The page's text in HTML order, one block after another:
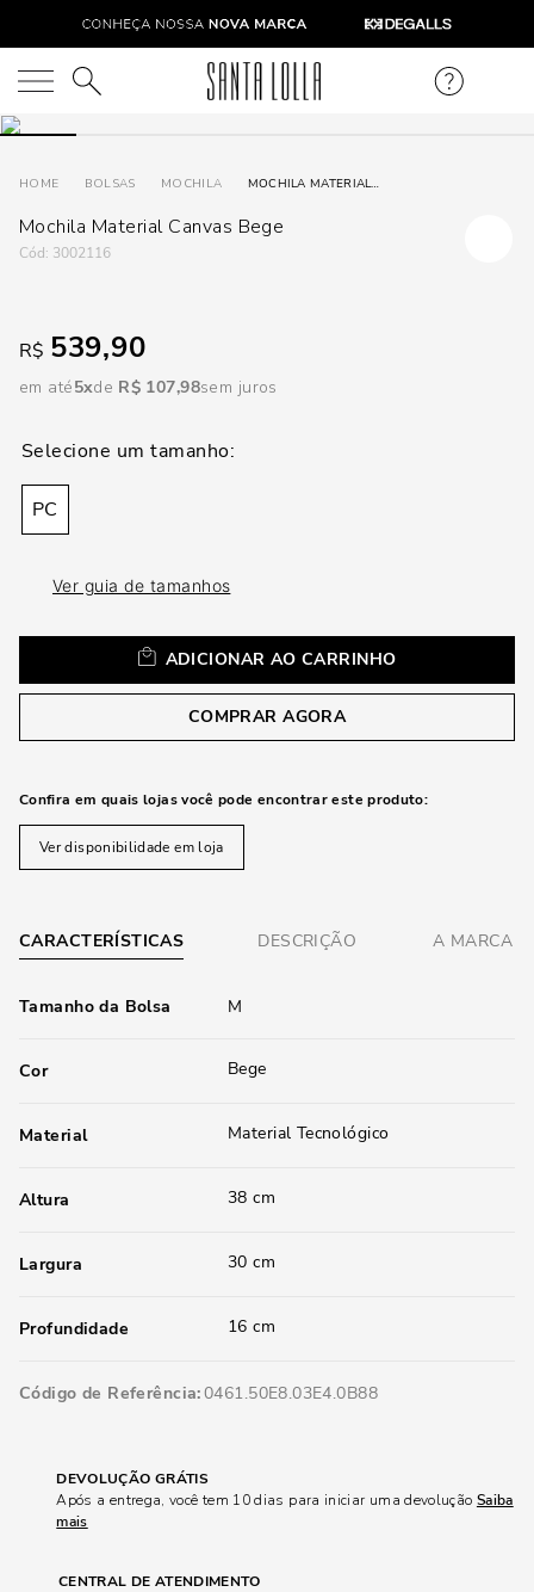
O que você está procurando?
BOLSAS MOCHILA MOCHILA MATERIAL CANVAS BEGE
Mochila Material Canvas Bege
: 3002116
R$ 539,90
em até5 R$ 107,98sem juros
PC
Ver guia de tamanhos
ADICIONAR AO CARRINHO
COMPRAR AGORA
Confira em quais lojas você pode encontrar este produto:
Ver disponibilidade em loja
CARACTERÍSTICAS DESCRIÇÃO A MARCA
Tamanho da Bolsa M
Cor Bege
Material Material Tecnológico
Altura 38 cm
Largura 30 cm
Profundidade 16 cm
Código de Referência 0461.50E8.03E4.0B88
DEVOLUÇÃO GRÁTIS
Após a entrega, você tem 10 dias para iniciar uma devolução Saiba
mais
CENTRAL DE ATENDIMENTO